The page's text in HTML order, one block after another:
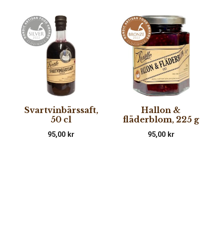
Svartvinbärssaft,
50 cl
95,00 kr
Hallon &
fläderblom, 225 g
95,00 kr